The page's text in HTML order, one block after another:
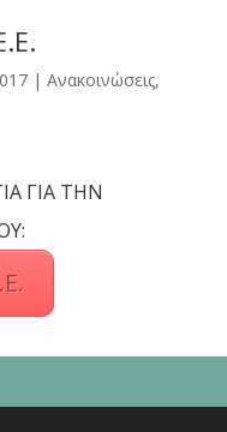
| Ανακοινώσεις,
ΓΙΑ ΤΗΝ